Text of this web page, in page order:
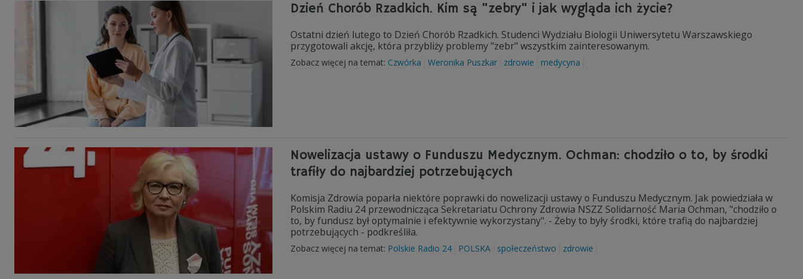
Dzień Chorób Rzadkich. Kim są "zebry" i jak wygląda ich życie?
Ostatni dzień lutego to Dzień Chorób Rzadkich. Studenci Wydziału Biologii Uniwersytetu Warszawskiego
przygotowali akcję, która przybliży problemy "zebr" wszystkim zainteresowanym.
Zobacz więcej na temat: Czwórka Weronika Puszkar zdrowie medycyna
Nowelizacja ustawy o Funduszu Medycznym. Ochman: chodziło o to, by środki
trafiły do najbardziej potrzebujących
Komisja Zdrowia poparła niektóre poprawki do nowelizacji ustawy o Funduszu Medycznym. Jak powiedziała w
Polskim Radiu 24 przewodnicząca Sekretariatu Ochrony Zdrowia NSZZ Solidarność Maria Ochman, "chodziło o
to, by fundusz był optymalnie i efektywnie wykorzystany". - Żeby to były środki, które trafią do najbardziej
potrzebujących - podkreśliła.
Zobacz więcej na temat: Polskie Radio 24 POLSKA społeczeństwo zdrowie